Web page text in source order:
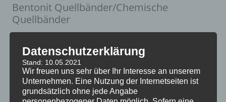
Bentonit Quellbänder/Chemische
Quellbänder
Bentoproof black
Bentoproof black PLUS
Datenschutzerklärung
Stand: 10.05.2021
Wir freuen uns sehr über Ihr Interesse an unserem
Unternehmen. Eine Nutzung der Internetseiten ist
grundsätzlich ohne jede Angabe